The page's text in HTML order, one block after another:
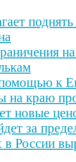
поднять
к
на краю
новые
за
в России